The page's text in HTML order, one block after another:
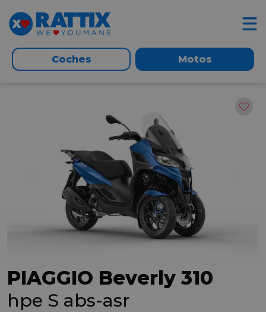
Coches Motos
PIAGGIO Beverly 310
hpe S abs-asr